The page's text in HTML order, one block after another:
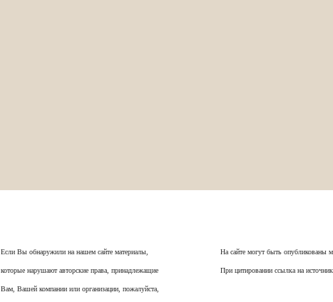
Если Вы обнаружили на нашем сайте материалы,
которые нарушают авторские права, принадлежащие
Вам, Вашей компании или организации, пожалуйста,
На сайте могут быть опубликованы
При цитировании ссылка на источник